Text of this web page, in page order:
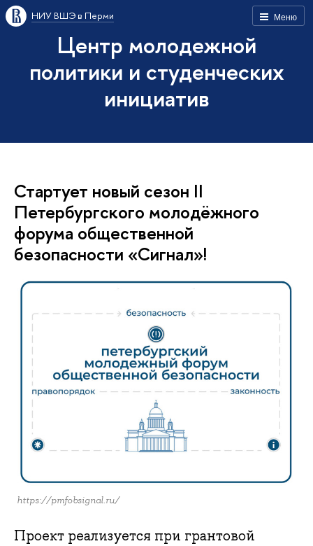
Меню
НИУ ВШЭ в Перми
Центр молодежной
политики и студенческих
инициатив
Стартует новый сезон II
Петербургского молодёжного
форума общественной
безопасности «Сигнал»!
https://pmfobsignal.ru/
Проект реализуется при грантовой